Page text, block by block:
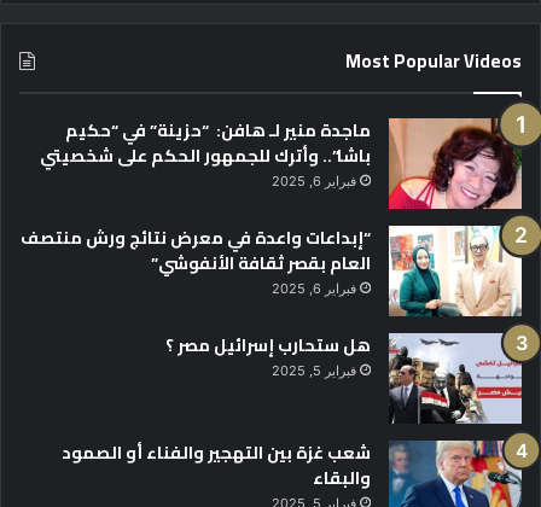
Most Popular Videos
ماجدة منير لـ هافن: “حزينة” في “حكيم
باشا”.. وأترك للجمهور الحكم على شخصيتي
فبراير 6, 2025
“إبداعات واعدة في معرض نتائج ورش منتصف
العام بقصر ثقافة الأنفوشي”
فبراير 6, 2025
هل ستحارب إسرائيل مصر ؟
فبراير 5, 2025
شعب غزة بين التهجير والفناء أو الصمود
والبقاء
فبراير 5, 2025